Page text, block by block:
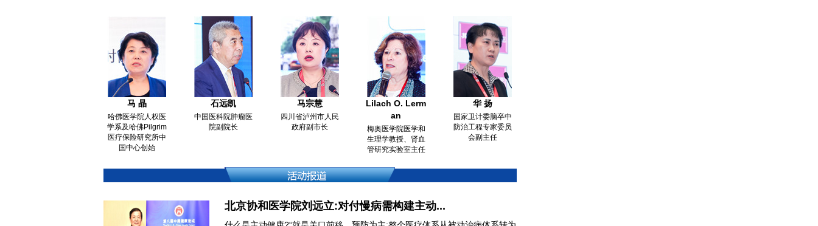
马 晶
哈佛医学院人权医
学系及哈佛Pilgrim
医疗保险研究所中
国中心创始
石远凯
中国医科院肿瘤医
院副院长
马宗慧
四川省泸州市人民
政府副市长
Lilach O. Lerm
an
梅奥医学院医学和
生理学教授、肾血
管研究实验室主任
华 扬
国家卫计委脑卒中
防治工程专家委员
会副主任
北京协和医学院刘远立:对付慢病需构建主动...